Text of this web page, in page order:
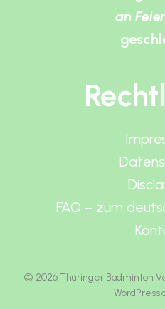
an
FAQ – zum
© 2026 Thüringer Badminton
WordPress